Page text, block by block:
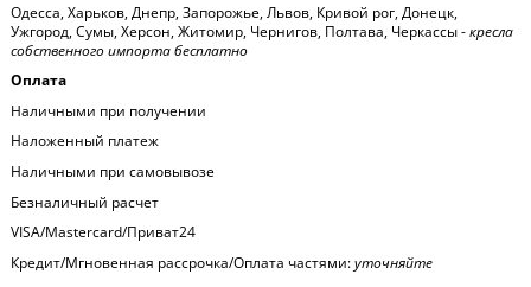
Одесса, Харьков, Днепр, Запорожье, Львов, Кривой рог, Донецк,
Ужгород, Сумы, Херсон, Житомир, Чернигов, Полтава, Черкассы -кресла
собственного импорта бесплатно
Оплата
Наличными при получении
Наложенный платеж
Наличными при самовывозе
Безналичный расчет
VISA/Mastercard/Приват24
Кредит/Мгновенная рассрочка/Оплата частями:уточняйте